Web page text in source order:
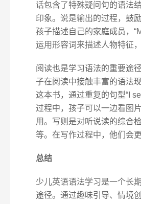
话包含了特殊疑问句的语法
印象。说是输出的过程，鼓
孩子描述自己的家庭成员，
运用形容词来描述人物特征
阅读也是学习语法的重要途
子在阅读中接触丰富的语法
这本书，通过重复的句型“I
过程中，孩子可以一边看图
用。写则是对听说读的综合
等。在写作过程中，他们会
总结
少儿英语语法学习是一个长
途径。通过趣味引导、情境